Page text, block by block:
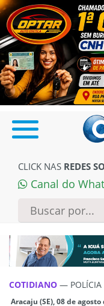
CLICK NAS REDES
Canal do
COTIDIANO — POLÍCIA
Aracaju (SE), 08 de agosto